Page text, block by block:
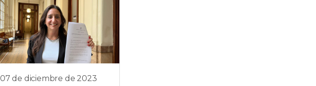
07 de diciembre de 2023